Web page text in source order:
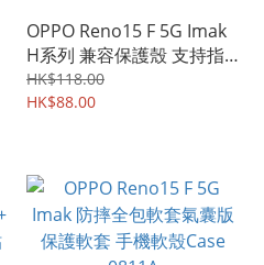
OPPO Reno15 F 5G Imak
H系列 兼容保護殼 支持指
紋解鎖 屏幕防爆 強化玻璃
保護貼 鋼化玻璃膜 0820A
HK$118.00
HK$88.00